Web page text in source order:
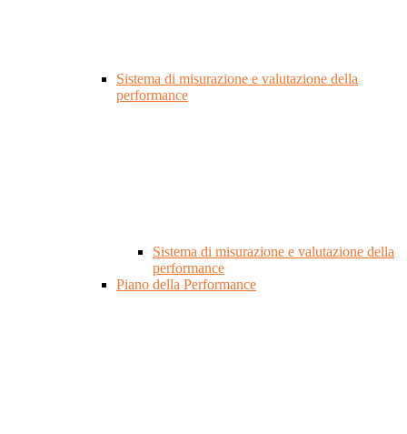
Sistema di misurazione e valutazione della
performance
Sistema di misurazione e valutazione della
performance
Piano della Performance